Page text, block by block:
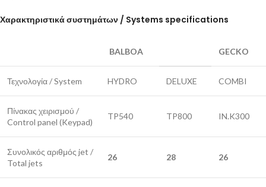
Χαρακτηριστικά συστημάτων / Systems specifications
BALBOA GECKO
Τεχνολογία / System HYDRO DELUXE COMBI
Πίνακας χειρισμού /
Control panel (Keypad)
TP540 TP800 IN.K300
Συνολικός αριθμός jet /
Total jets
26 28 26